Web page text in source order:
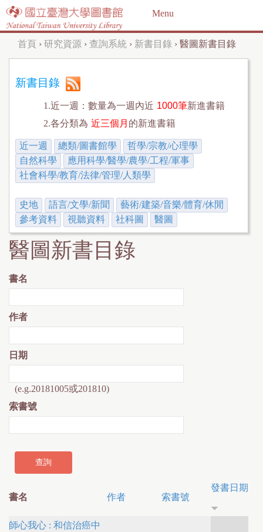
Jump to navigation
Menu
您
在
首頁 › 研究資源 › 查詢系統 › 新書目錄 › 醫圖新書目錄
新書目錄
1.近一週：數量為一週內近 1000筆新進書籍
2.各分類為 近三個月 的新進書籍
近一週 總類/圖書館學
哲學/宗教/心理學
自然科學
應用科學/醫學/農學/工程/軍事
社會科學/教育/法律/管理/人類學
史地 語言/文學/新聞
藝術/建築/音樂/體育/休閒
參考資料
視聽資料 社科圖 醫圖
醫圖新書目錄
書名
作者
日期
(e.g.20181005或201810)
索書號
書名 作者 索書號
發書日期
師心我心 : 和信治癌中